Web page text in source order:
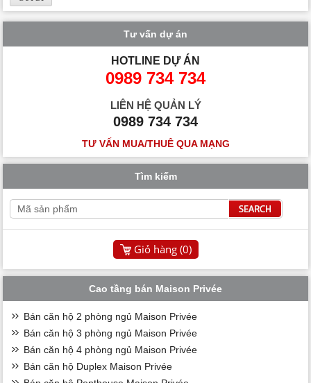
Tư vấn dự án
HOTLINE DỰ ÁN
0989 734 734
LIÊN HỆ QUẢN LÝ
0989 734 734
TƯ VẤN MUA/THUÊ QUA MẠNG
Tìm kiếm
Giỏ hàng (0)
Cao tầng bán Maison Privée
Bán căn hộ 2 phòng ngủ Maison Privée
Bán căn hộ 3 phòng ngủ Maison Privée
Bán căn hộ 4 phòng ngủ Maison Privée
Bán căn hộ Duplex Maison Privée